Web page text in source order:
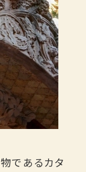
であるカタ